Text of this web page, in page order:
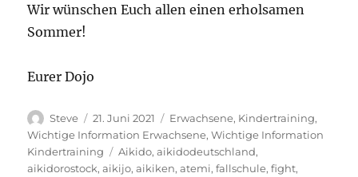
Wir wünschen Euch allen einen erholsamen
Sommer!
Eurer Dojo
Autor
Steve
Veröffentlicht
am
21. Juni 2021 Kategorien
Erwachsene, Kindertraining,
Wichtige Information Erwachsene,Wichtige Information
Kindertraining
Schlagwörter
Aikido,aikidodeutschland,
aikidorostock,aikijo,aikiken,atemi,fallschule,fight,